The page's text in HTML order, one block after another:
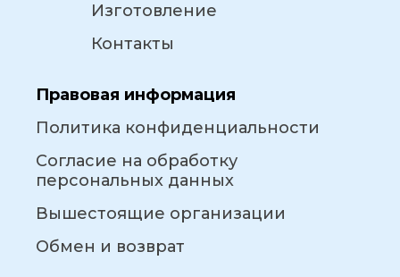
Изготовление
Контакты
Правовая информация
Политика конфиденциальности
Согласие на обработку
персональных данных
Вышестоящие организации
Обмен и возврат